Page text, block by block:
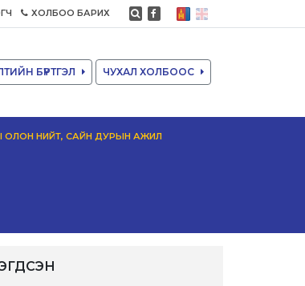
ХОЛБОО БАРИХ
БҮРТГЭЛ ЧУХАЛ ХОЛБООС
НИЙТ, САЙН ДУРЫН АЖИЛ